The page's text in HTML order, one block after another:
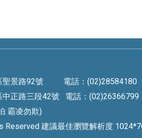
區聖景路92號 電話：
正路三段42號 電話：(02)26366799
霸凌勿欺)
Reserved 建議最佳瀏覽解析度